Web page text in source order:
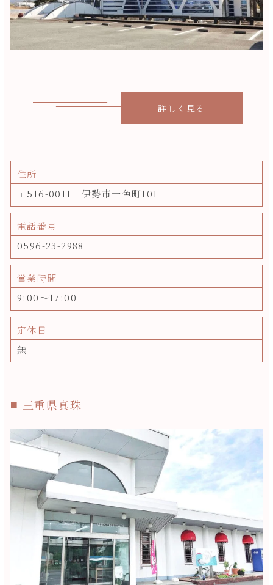
詳しく見る
住所
〒516-0011 伊勢市一色町101
電話番号
0596-23-2988
営業時間
9:00～17:00
定休日
無
三重県真珠